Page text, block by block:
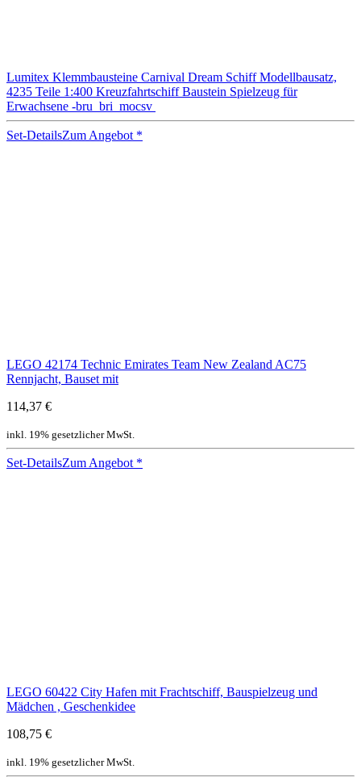
Lumitex Klemmbausteine Carnival Dream Schiff Modellbausatz,
4235 Teile 1:400 Kreuzfahrtschiff Baustein Spielzeug für
Erwachsene -bru_bri_mocsv
Set-DetailsZum Angebot *
LEGO 42174 Technic Emirates Team New Zealand AC75
Rennjacht, Bauset mit
114,37 €
inkl. 19% gesetzlicher MwSt.
Set-DetailsZum Angebot *
LEGO 60422 City Hafen mit Frachtschiff, Bauspielzeug und
Mädchen , Geschenkidee
108,75 €
inkl. 19% gesetzlicher MwSt.